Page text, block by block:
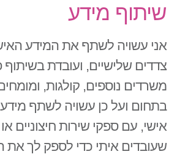
שיתוף מידע
אני עשויה לשתף את המידע
צדדים שלישיים, ועובדת
משרדים נוספים, קולגות,
בתחום ועל כן עשויה לשתף
אישי, עם ספקי שירות חיצוניים
שעובדים איתי כדי לספק לך את